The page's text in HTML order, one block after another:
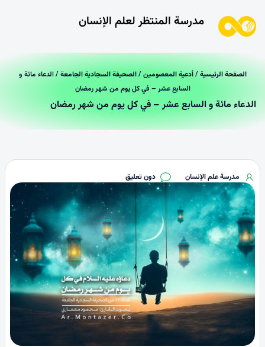
مدرسة المنتظر لعلم الإنسان
الصفحة الرئیسیة/أدعية المعصومين/الصحيفة السجادية الجامعة/ الدعاء مائة و
السابع عشر – في كل يوم من شهر رمضان
الدعاء مائة و السابع عشر – في كل يوم من شهر رمضان
مدرسة علم الإنسان دون تعليق